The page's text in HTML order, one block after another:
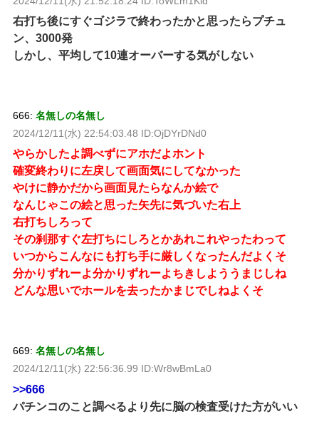
右打ち後にすぐゴジラで終わったかと思ったらプチュ
ン、3000発
しかし、平均して10連オーバーする気がしない
666: 名無しの名無し
2024/12/11(水) 22:54:03.48 ID:OjDYrDNd0
やらかしたよ調べずにアホだよホント
確変終わりに左戻して画面気にしてなかった
やけに静かだから画面見たらなんか絵で
なんじゃこの絵と思った矢先に気づいた右上
右打ちしろって
その刹那すぐ左打ちにしろとかあれこれやったわって
いつからこんなにも打ち手に厳しくなったんだよくそ
分かりずれーよ分かりずれーよちきしよううまじしね
どんな思いでホールを去ったかまじでしねよくそ
669: 名無しの名無し
2024/12/11(水) 22:56:36.99 ID:Wr8wBmLa0
>>666
パチンコのこと調べるより先に脳の検査受けた方がいい